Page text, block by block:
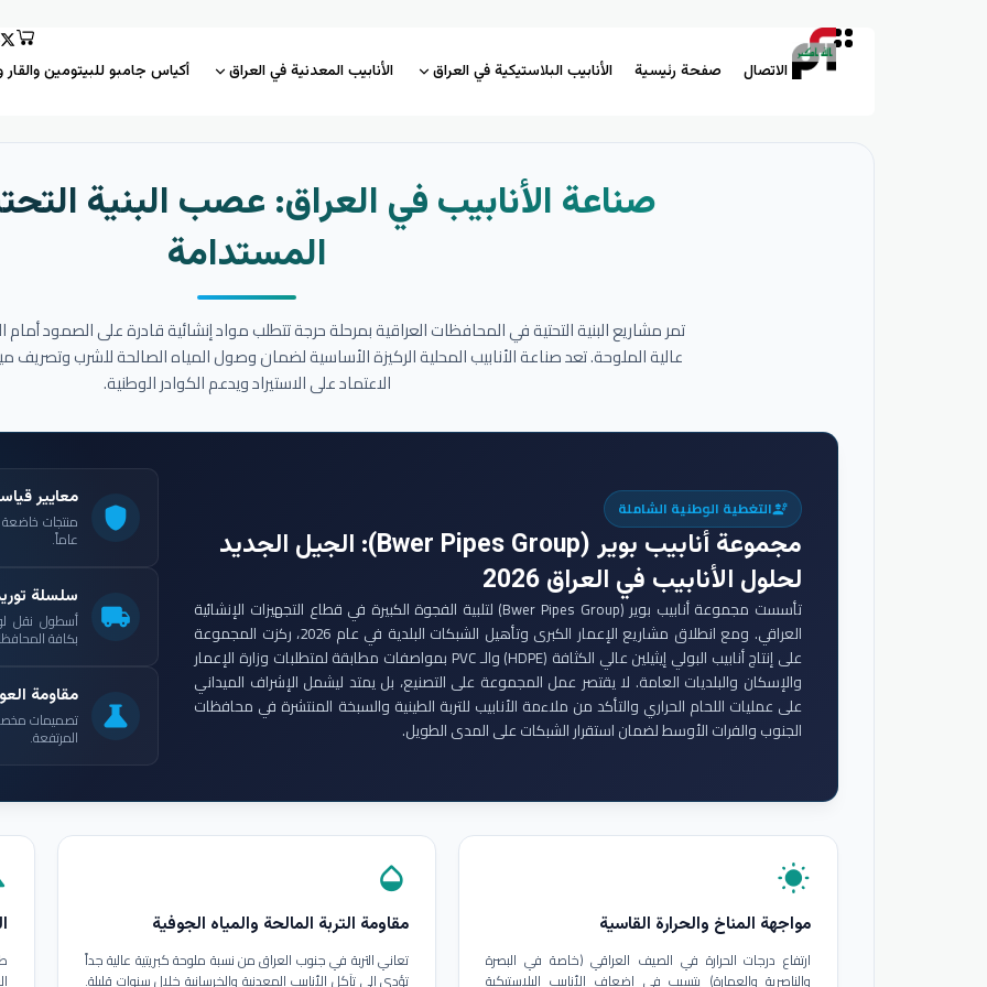
الاتصال صفحة رئيسية الأنابيب البلاستيكية في العراق الأنابيب المعدنية في العراق أكياس جامبو للبيتومين والقار
صناعة الأنابيب في العراق: عصب البنية
المستدامة
تمر مشاريع البنية التحتية في المحافظات العراقية بمرحلة حرجة تتطلب مواد إنشائية قادرة على الصمود أمام
عالية الملوحة. تعد صناعة الأنابيب المحلية الركيزة الأساسية لضمان وصول المياه الصالحة للشرب وتصريف
الاعتماد على الاستيراد ويدعم الكوادر الوطنية.
engineeringالتغطية الوطنية الشاملة
مجموعة أنابيب بوير (Bwer Pipes Group)
: الجيل الجديد
لحلول الأنابيب في العراق 2026
تأسست مجموعة أنابيب بوير (Bwer Pipes Group) لتلبية الفجوة الكبيرة في قطاع التجهيزات الإنشائية
العراقي. ومع انطلاق مشاريع الإعمار الكبرى وتأهيل الشبكات البلدية في عام 2026، ركزت المجموعة
على إنتاج أنابيب البولي إيثيلين عالي الكثافة (HDPE) والـ PVC بمواصفات مطابقة لمتطلبات وزارة الإعمار
والإسكان والبلديات العامة. لا يقتصر عمل المجموعة على التصنيع، بل يمتد ليشمل الإشراف الميداني
على عمليات اللحام الحراري والتأكد من ملاءمة الأنابيب للتربة الطينية والسبخة المنتشرة في محافظات
الجنوب والفرات الأوسط لضمان استقرار الشبكات على المدى الطويل.
shield
معايير
عاماً.
local_shipping
سلسلة
أسطول نقل
بكافة
science
مقاومة
تصميمات
المرتفعة.
wb_sunny
مواجهة المناخ والحرارة القاسية
ارتفاع درجات الحرارة في الصيف العراقي (خاصة في البصرة
والناصرية والعمارة) يتسبب في إضعاف الأنابيب البلاستيكية
opacity
مقاومة التربة المالحة والمياه الجوفية
تعاني التربة في جنوب العراق من نسبة ملوحة كبريتية عالية جداً
تؤدي إلى تآكل الأنابيب المعدنية والخرسانية خلال سنوات قليلة.